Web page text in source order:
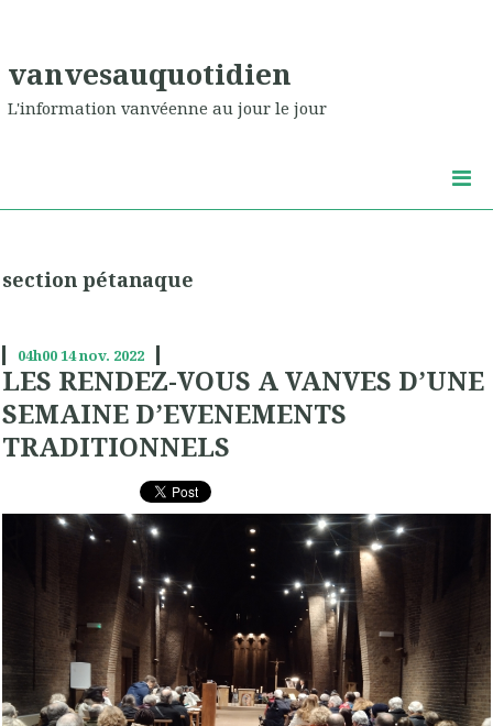
vanvesauquotidien
L'information vanvéenne au jour le jour
section pétanaque
04h0014nov. 2022
LES RENDEZ-VOUS A VANVES D’UNE
SEMAINE D’EVENEMENTS
TRADITIONNELS